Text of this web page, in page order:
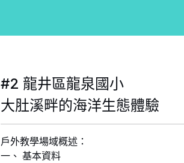
#2 龍井區龍泉國小
大肚溪畔的海洋生態體驗
戶外教學場域概述：
一、 基本資料